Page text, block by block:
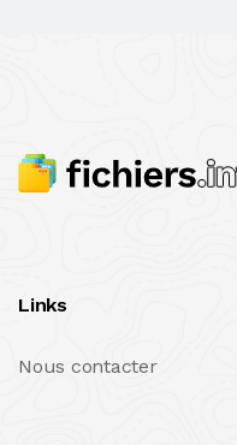
Links
Nous contacter